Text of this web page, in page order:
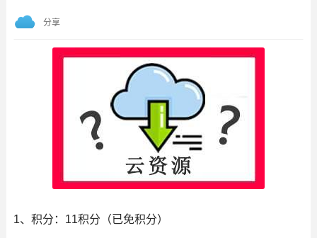
分享
1、积分： 11积分（已免积分）